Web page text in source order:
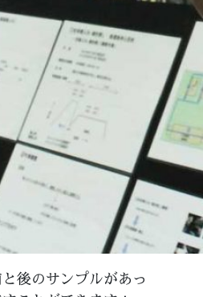
後のサンプルがあっ